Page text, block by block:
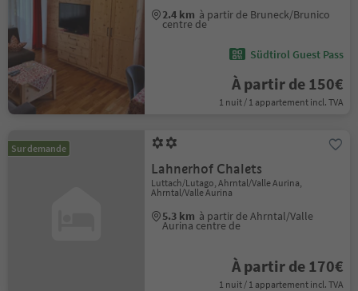
2.4 km à partir de Bruneck/Brunico
centre de
Südtirol Guest Pass
À partir de 150€
1 nuit / 1 appartement incl. TVA
Sur demande
Lahnerhof Chalets
Luttach/Lutago, Ahrntal/Valle Aurina,
Ahrntal/Valle Aurina
5.3 km à partir de Ahrntal/Valle
Aurina centre de
À partir de 170€
1 nuit / 1 appartement incl. TVA